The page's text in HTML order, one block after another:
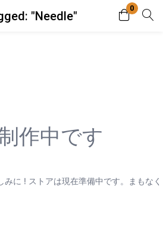
"Needle"
0
Login
作中です
みに ! ストアは現在準備中です。まもなく